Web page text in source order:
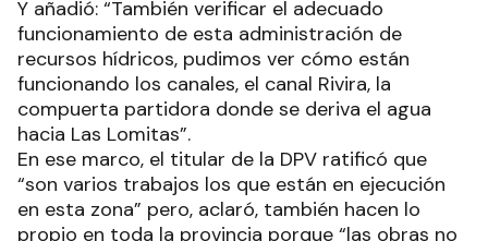
Y añadió: “También verificar el adecuado
funcionamiento de esta administración de
recursos hídricos, pudimos ver cómo están
funcionando los canales, el canal Rivira, la
compuerta partidora donde se deriva el agua
hacia Las Lomitas”.
En ese marco, el titular de la DPV ratificó que
“son varios trabajos los que están en ejecución
en esta zona” pero, aclaró, también hacen lo
propio en toda la provincia porque “las obras no